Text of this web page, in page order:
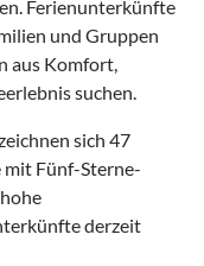
Ferienunterkünfte
und Gruppen
aus Komfort,
suchen.
sich 47
Fünf-Sterne-
derzeit